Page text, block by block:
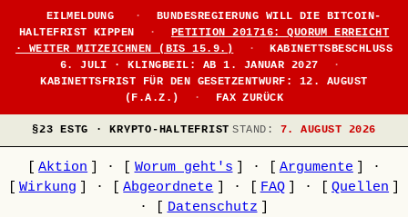
EILMELDUNG ·
BUNDESREGIERUNG WILL DIE BITCOIN-
HALTEFRIST KIPPEN
·
PETITION 201716: QUORUM ERREICHT
· WEITER MITZEICHNEN (BIS 15.9.)
·
KABINETTSBESCHLUSS
6. JULI · KLINGBEIL: AB 1. JANUAR 2027
·
KABINETTSFRIST FÜR DEN GESETZENTWURF: 12. AUGUST
(F.A.Z.)
· FAX ZURÜCK
§23 ESTG · KRYPTO-HALTEFRIST STAND: 7. AUGUST 2026
Aktion · Worum geht's · Argumente
·
Wirkung · Abgeordnete · FAQ · Quellen
·
Datenschutz